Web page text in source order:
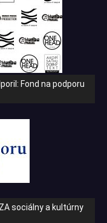
Fond na podporu
sociálny a kultúrny